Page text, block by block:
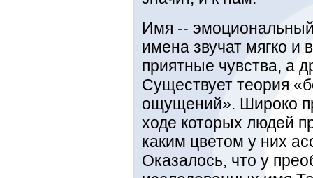
Имя --
имена звучат мягко
приятные чувства, а
Существует теория
ощущений». Широко
ходе которых людей
каким цветом у них
Оказалось, что у